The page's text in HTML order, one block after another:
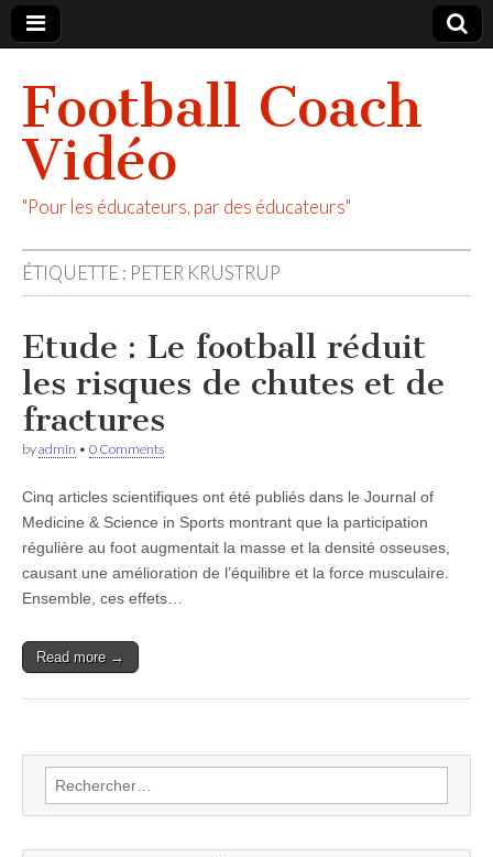
Football Coach
Vidéo
"Pour les éducateurs, par des éducateurs"
ÉTIQUETTE : PETER KRUSTRUP
Etude : Le football réduit
les risques de chutes et de
fractures
byadmin • 0 Comments
Cinq articles scientifiques ont été publiés dans le Journal of
Medicine & Science in Sports montrant que la participation
régulière au foot augmentait la masse et la densité osseuses,
causant une amélioration de l’équilibre et la force musculaire.
Ensemble, ces effets…
Read more →
Rechercher :